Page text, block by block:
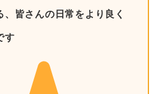
皆さんの日常をより良く
す